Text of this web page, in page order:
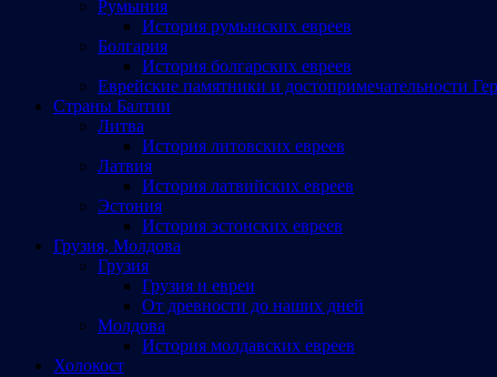
Румыния
История румынских евреев
Болгария
История болгарских евреев
Еврейские памятники и достопримечательности
Страны Балтии
Литва
История литовских евреев
Латвия
История латвийских евреев
Эстония
История эстонских евреев
Грузия, Молдова
Грузия
Грузия и евреи
От древности до наших дней
Молдова
История молдавских евреев
Холокост